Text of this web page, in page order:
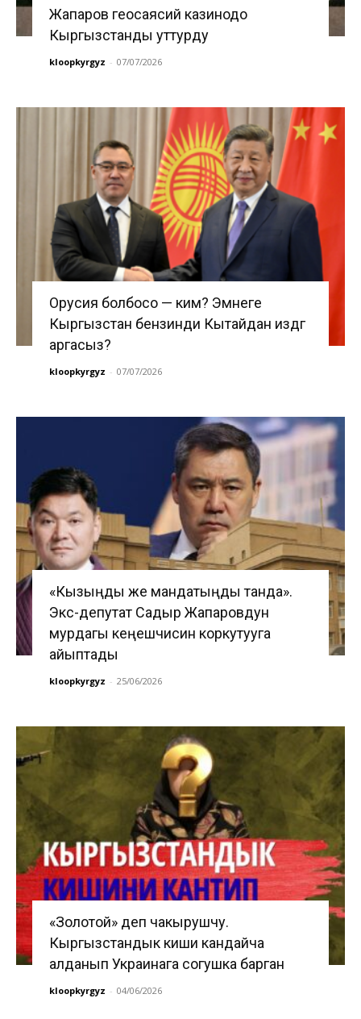
Жапаров геосаясий казинодо
Кыргызстанды уттурду
kloopkyrgyz - 07/07/2026
Орусия болбосо — ким? Эмнеге
Кыргызстан бензинди Кытайдан издөөгө
аргасыз?
kloopkyrgyz - 07/07/2026
«Кызыңды же мандатыңды танда».
Экс-депутат Садыр Жапаровдун
мурдагы кеңешчисин коркутууга
айыптады
kloopkyrgyz - 25/06/2026
«Золотой» деп чакырушчу.
Кыргызстандык киши кандайча
алданып Украинага согушка барган
kloopkyrgyz - 04/06/2026